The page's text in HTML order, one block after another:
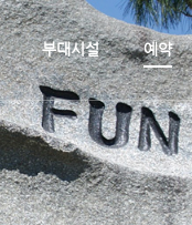
부대시설 예약